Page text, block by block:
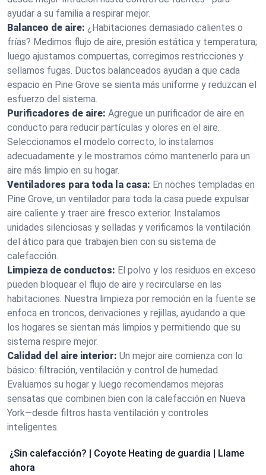
ayudar a su familia a respirar mejor.
Balanceo de aire: ¿Habitaciones demasiado calientes o
frías? Medimos flujo de aire, presión estática y temperatura;
luego ajustamos compuertas, corregimos restricciones y
sellamos fugas. Ductos balanceados ayudan a que cada
espacio en Pine Grove se sienta más uniforme y reduzcan el
esfuerzo del sistema.
Purificadores de aire: Agregue un purificador de aire en
conducto para reducir partículas y olores en el aire.
Seleccionamos el modelo correcto, lo instalamos
adecuadamente y le mostramos cómo mantenerlo para un
aire más limpio en su hogar.
Ventiladores para toda la casa: En noches templadas en
Pine Grove, un ventilador para toda la casa puede expulsar
aire caliente y traer aire fresco exterior. Instalamos
unidades silenciosas y selladas y verificamos la ventilación
del ático para que trabajen bien con su sistema de
calefacción.
Limpieza de conductos: El polvo y los residuos en exceso
pueden bloquear el flujo de aire y recircularse en las
habitaciones. Nuestra limpieza por remoción en la fuente se
enfoca en troncos, derivaciones y rejillas, ayudando a que
los hogares se sientan más limpios y permitiendo que su
sistema respire mejor.
Calidad del aire interior: Un mejor aire comienza con lo
básico: filtración, ventilación y control de humedad.
Evaluamos su hogar y luego recomendamos mejoras
sensatas que combinen bien con la calefacción en Nueva
York—desde filtros hasta ventilación y controles
inteligentes.
¿Sin calefacción? | Coyote Heating de guardia | Llame
ahora